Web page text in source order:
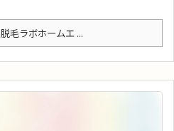
脱毛ラボホームエ ...